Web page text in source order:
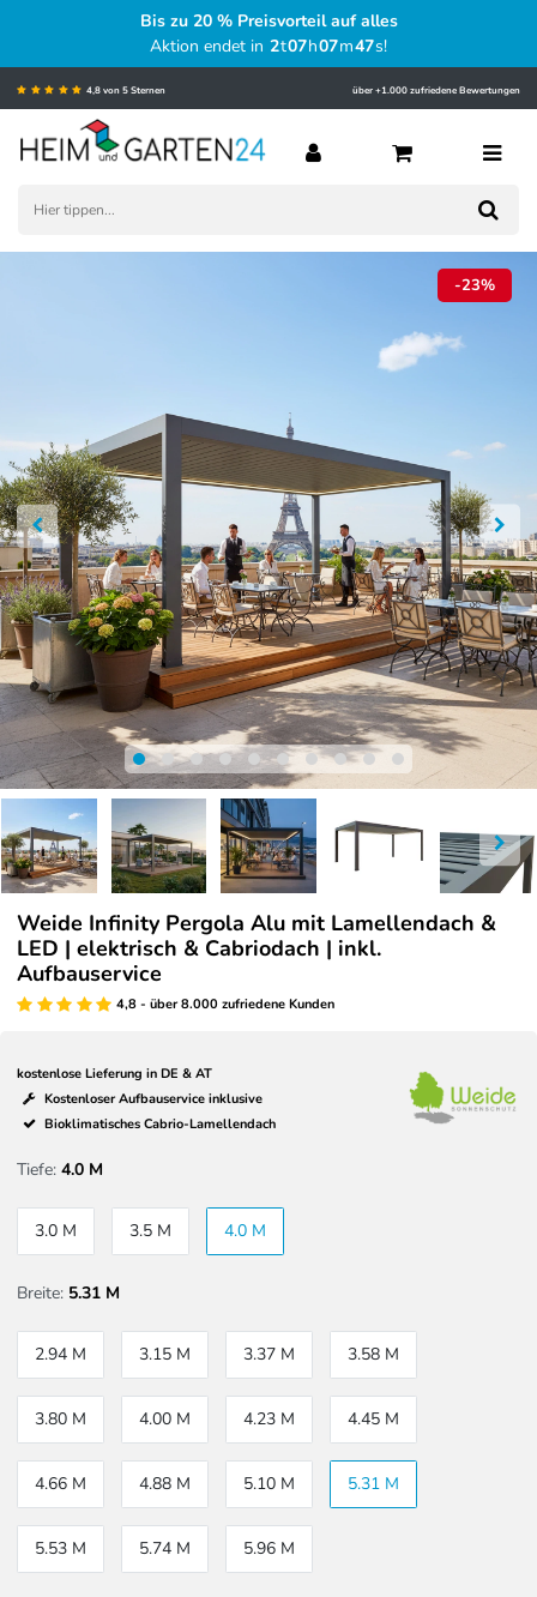
Bis zu 20 % Preisvorteil auf alles
Aktion endet in 2t07h07m45s!
4,8 von 5 Sternen über +1.000 zufriedene Bewertungen
-23%
Weide Infinity Pergola Alu mit Lamellendach &
LED | elektrisch & Cabriodach | inkl.
Aufbauservice
4,8 - über 8.000 zufriedene Kunden
kostenlose Lieferung in DE & AT
Kostenloser Aufbauservice inklusive
Bioklimatisches Cabrio-Lamellendach
Tiefe: 4.0 M
3.0 M 3.5 M 4.0 M
Breite: 5.31 M
2.94 M 3.15 M 3.37 M 3.58 M
3.80 M 4.00 M 4.23 M 4.45 M
4.66 M 4.88 M 5.10 M 5.31 M
5.53 M 5.74 M 5.96 M